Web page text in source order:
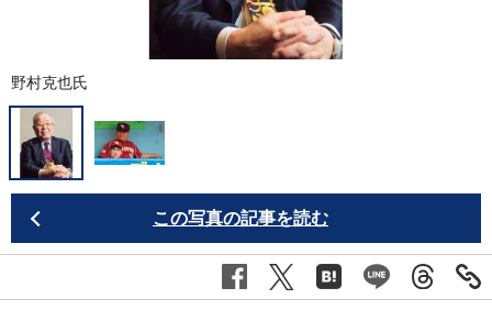
野村克也氏
この写真の記事を読む